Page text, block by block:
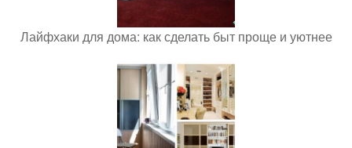
Лайфхаки для дома: как сделать быт проще и уютнее